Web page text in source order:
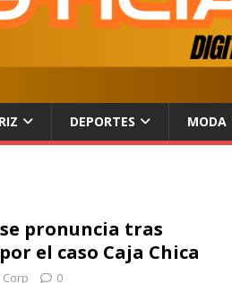
DEPORTES MODA
pronuncia tras
el caso Caja Chica
0